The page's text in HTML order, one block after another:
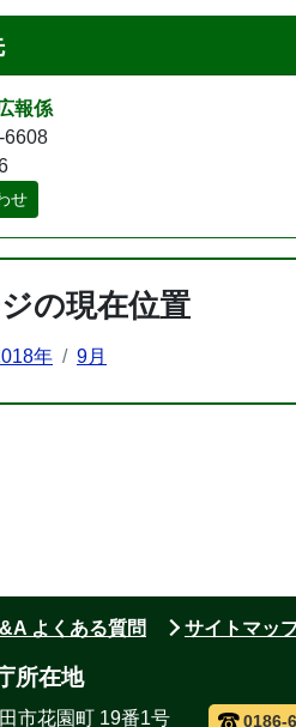
報係
6608
せ
の現在位置
年 9月
よくある質問 サイトマッ
所在地
市花園町 19番1号 0186-